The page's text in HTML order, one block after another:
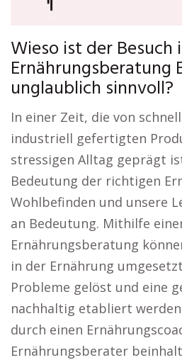
Wieso ist der
Ernährungsberatung
unglaublich sinnvoll?
In einer Zeit, die von
industriell gefertigten
stressigen Alltag geprägt
Bedeutung der richtigen
Wohlbefinden und unsere
an Bedeutung. Mithilfe
Ernährungsberatung
in der Ernährung
Probleme gelöst und eine
nachhaltig etabliert
durch einen
Ernährungsberater